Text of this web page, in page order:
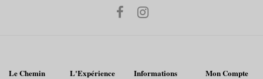
Le Chemin L'Expérience Informations Mon Compte